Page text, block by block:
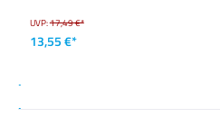
UVP:17,49 €*
13,55 €*